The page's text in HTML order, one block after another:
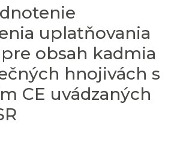
uplatňovania
obsah kadmia
hnojivách s
CE uvádzaných